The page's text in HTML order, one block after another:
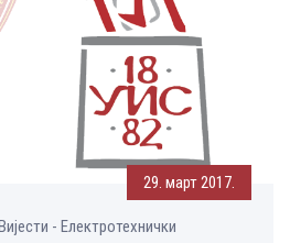
29. март 2017.
- Електротехнички